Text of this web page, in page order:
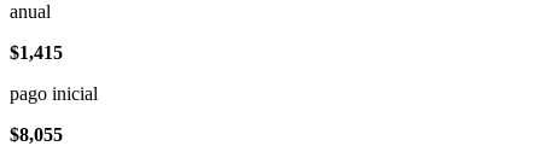
anual
$1,415
pago inicial
$8,055